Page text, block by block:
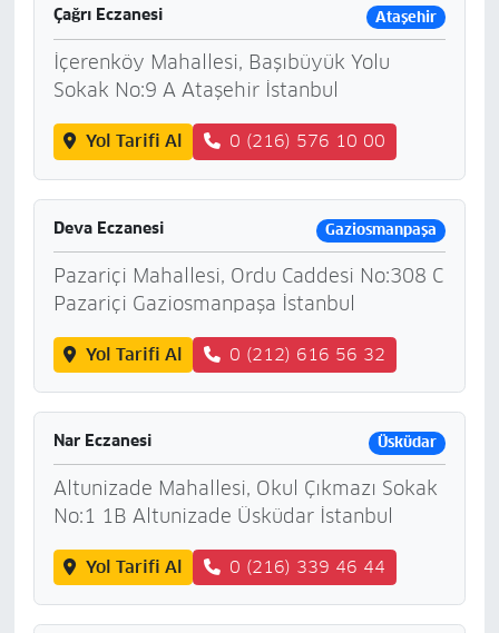
Çağrı Eczanesi Ataşehir
İçerenköy Mahallesi, Başıbüyük Yolu
Sokak No:9 A Ataşehir İstanbul
Yol Tarifi Al 0 (216) 576 10 00
Deva Eczanesi Gaziosmanpaşa
Pazariçi Mahallesi, Ordu Caddesi No:308 C
Pazariçi Gaziosmanpaşa İstanbul
Yol Tarifi Al 0 (212) 616 56 32
Nar Eczanesi Üsküdar
Altunizade Mahallesi, Okul Çıkmazı Sokak
No:1 1B Altunizade Üsküdar İstanbul
Yol Tarifi Al 0 (216) 339 46 44